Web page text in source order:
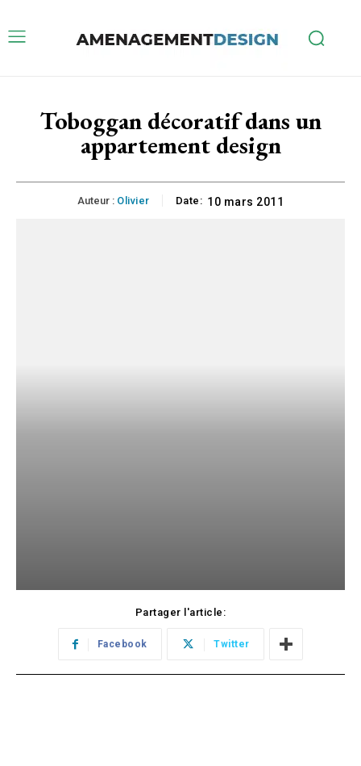
Toboggan décoratif dans un
appartement design
Auteur : Olivier Date: 10 mars 2011
Partager l'article:
Facebook Twitter